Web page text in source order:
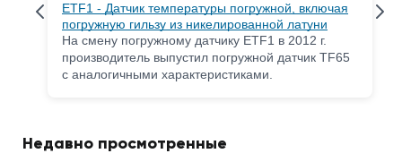
ETF1 - Датчик температуры погружной, включая
погружную гильзу из никелированной латуни
На смену погружному датчику ETF1 в 2012 г.
производитель выпустил погружной датчик TF65
с аналогичными характеристиками.
Недавно просмотренные